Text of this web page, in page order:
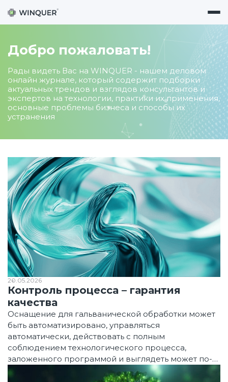
Добро пожаловать!
Рады видеть Вас на WINQUER - нашем деловом
онлайн журнале, который содержит подборки
актуальных трендов и взглядов консультантов и
экспертов на технологии, практики их применения,
основные проблемы бизнеса и способы их
устранения
20.05.2026
Контроль процесса – гарантия
качества
Оснащение для гальванической обработки может
быть автоматизировано, управляться
автоматически, действовать с полным
соблюдением технологического процесса,
заложенного программой и выглядеть может по-
разному.